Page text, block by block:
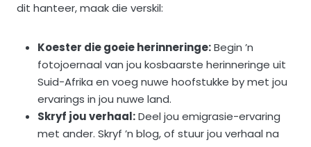
dit hanteer, maak die verskil:
Koester die goeie herinneringe:Begin ’n
fotojoernaal van jou kosbaarste herinneringe uit
Suid-Afrika en voeg nuwe hoofstukke by met jou
ervarings in jou nuwe land.
Skryf jou verhaal:Deel jou emigrasie-ervaring
met ander. Skryf ’n blog, of stuur jou verhaal na